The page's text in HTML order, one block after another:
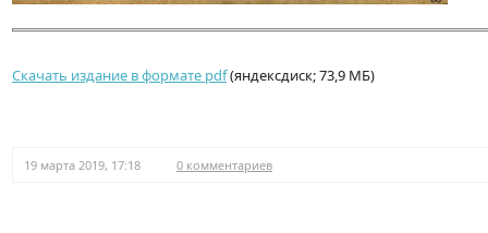
Скачать издание в формате pdf(яндексдиск; 73,9 МБ)
19 марта 2019, 17:18 0 комментариев